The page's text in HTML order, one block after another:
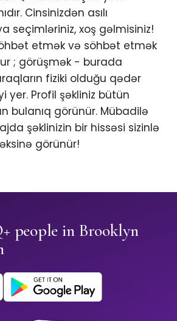
Cinsinizdən asılı
seçimləriniz, xoş gəlmisiniz!
etmək və söhbət etmək
; görüşmək - burada
fiziki olduğu qədər
yer. Profil şəkliniz bütün
bulanıq görünür. Mübadilə
şəklinizin bir hissəsi sizinlə
görünür!
people in Brooklyn